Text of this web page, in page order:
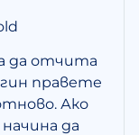
да отчита
правете
Ако
да